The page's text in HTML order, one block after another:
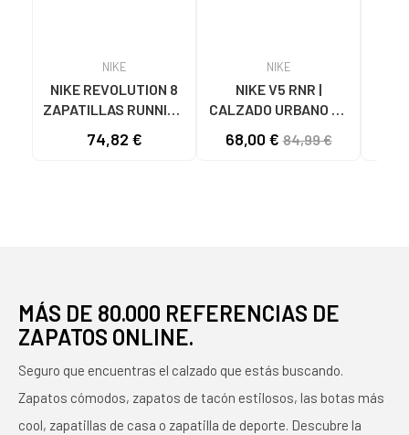
NIKE
NIKE REVOLUTION 8
ZAPATILLAS RUNNING
NEGRO-ROSA NAN
74,82 €
NIKE
NIKE V5 RNR |
CALZADO URBANO DE
VARIOS COLORES
68,00 €84,99 €
MÁS DE 80.000 REFERENCIAS DE
ZAPATOS ONLINE.
Seguro que encuentras el calzado que estás buscando.
Zapatos cómodos, zapatos de tacón estilosos, las botas más
cool, zapatillas de casa o zapatilla de deporte. Descubre la